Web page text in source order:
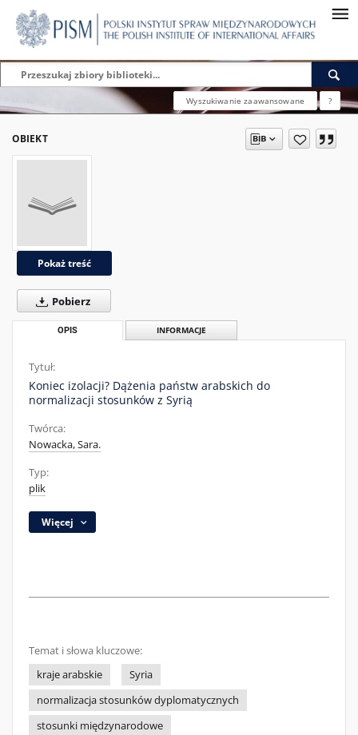
Wyszukiwanie zaawansowane ?
OBIEKT
Pokaż treść
Pobierz
OPIS INFORMACJE
Tytuł:
Koniec izolacji? Dążenia państw arabskich do
normalizacji stosunków z Syrią
Twórca:
Nowacka, Sara.
Typ:
plik
Więcej
Temat i słowa kluczowe:
kraje arabskie
Syria
normalizacja stosunków dyplomatycznych
stosunki międzynarodowe